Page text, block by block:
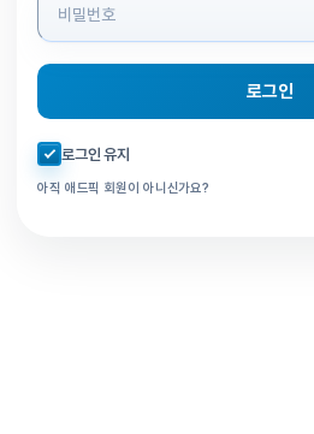
로그인
자동로그인 체크
로그인 유지
아직 애드픽 회원이 아니신가요?